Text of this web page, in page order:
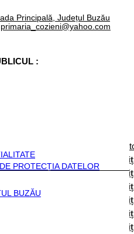
deliberative 2024
deliberative 2025
deliberative 2026
deliberative 2027
deliberative 2028
deliberative 2029
Dispozițiile
Principală, Județul Buzău
primaria_cozieni@yahoo.com
:
PROTECȚIA DATELOR
BUZĂU